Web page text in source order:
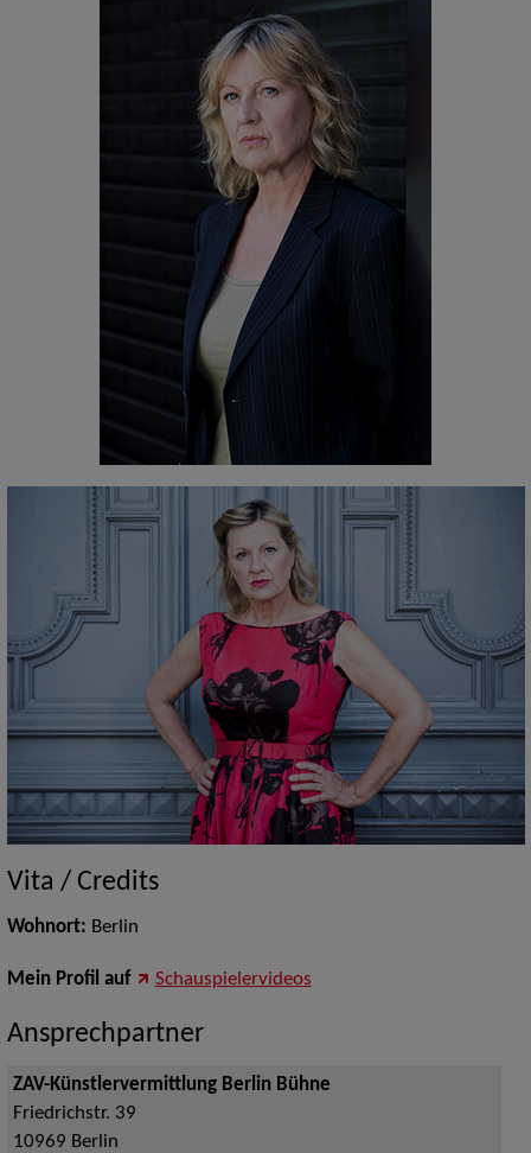
Vita / Credits
Wohnort: Berlin
Mein Profil auf Schauspielervideos
Ansprechpartner
ZAV-Künstlervermittlung Berlin Bühne
Friedrichstr. 39
10969 Berlin